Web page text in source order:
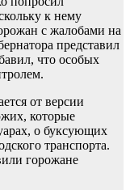
к нему
с жалобами на
представил
что особых
от версии
которые
о буксующих
транспорта.
горожане